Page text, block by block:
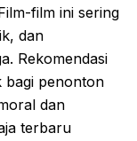
film ini sering
dan
Rekomendasi
bagi penonton
dan
terbaru